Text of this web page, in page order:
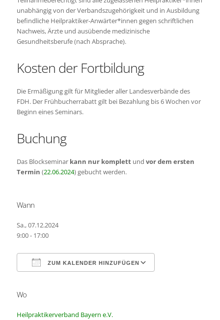
unabhängig von der Verbandszugehörigkeit und in Ausbildung
befindliche Heilpraktiker-Anwärter*innen gegen schriftlichen
Nachweis, Ärzte und ausübende medizinische
Gesundheitsberufe (nach Absprache).
Kosten der Fortbildung
Die Ermäßigung gilt für Mitglieder aller Landesverbände des
FDH. Der Frühbucherrabatt gilt bei Bezahlung bis 6 Wochen vor
Beginn eines Seminars.
Buchung
Das Blockseminar kann nur komplettund vor dem ersten
Termin (22.06.2024) gebucht werden.
Wann
Sa., 07.12.2024
9:00 - 17:00
ZUM KALENDER HINZUFÜGEN
Wo
Heilpraktikerverband Bayern e.V.